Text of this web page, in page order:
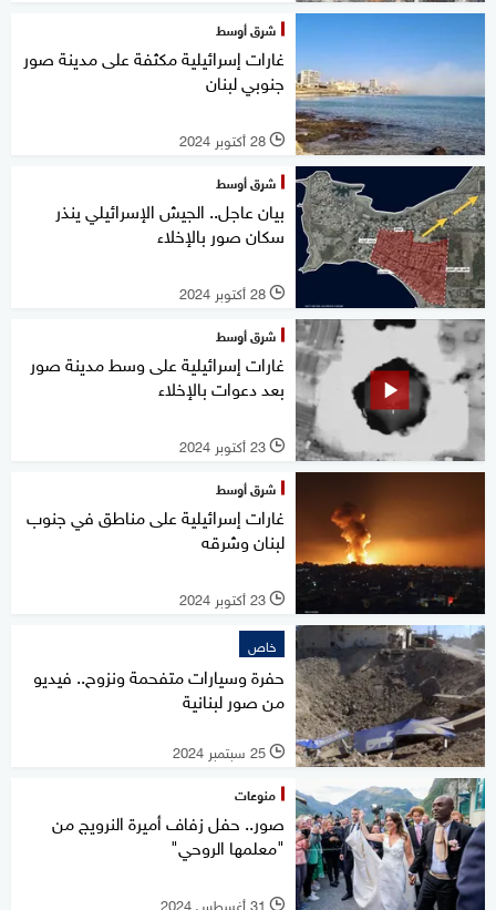
شرق أوسط
غارات إسرائيلية مكثفة على مدينة صور
جنوبي لبنان
l 28 أكتوبر 2024
شرق أوسط
بيان عاجل.. الجيش الإسرائيلي ينذر
سكان صور بالإخلاء
l 28 أكتوبر 2024
شرق أوسط
غارات إسرائيلية على وسط مدينة صور
بعد دعوات بالإخلاء
l 23 أكتوبر 2024
شرق أوسط
غارات إسرائيلية على مناطق في جنوب
لبنان وشرقه
l 23 أكتوبر 2024
خاص
حفرة وسيارات متفحمة ونزوح.. فيديو
من صور لبنانية
l 25 سبتمبر 2024
منوعات
صور.. حفل زفاف أميرة النرويج من
"معلمها الروحي"
l 31 أغسطس 2024